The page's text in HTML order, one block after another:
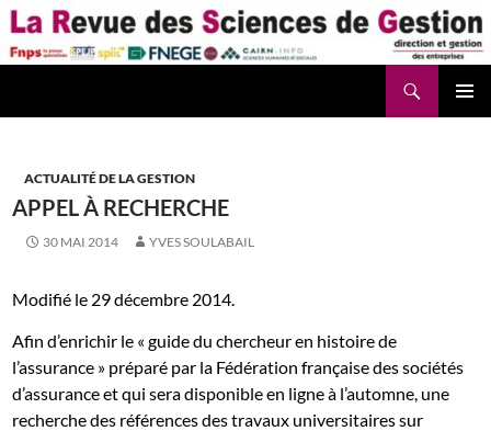
Aller
au
contenu
ACTUALITÉ DE LA GESTION
APPEL À RECHERCHE
30 MAI 2014 YVES SOULABAIL
Modifié le 29 décembre 2014.
Afin d’enrichir le « guide du chercheur en histoire de
l’assurance » préparé par la Fédération française des sociétés
d’assurance et qui sera disponible en ligne à l’automne, une
recherche des références des travaux universitaires sur